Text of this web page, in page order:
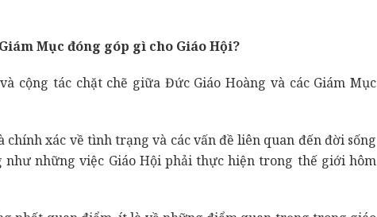
Mục đóng góp gì cho Giáo Hội?
cộng tác chặt chẽ giữa Đức Giáo Hoàng và các Giám Mục
xác về tình trạng và các vấn đề liên quan đến đời sống
như những việc Giáo Hội phải thực hiện trong thế giới hôm